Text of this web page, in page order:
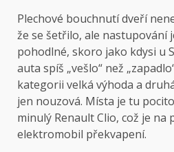
Plechové bouchnutí dveří
že se šetřilo, ale nastupování
pohodlné, skoro jako kdysi u
auta spíš „vešlo“ než
kategorii velká výhoda a
jen nouzová. Místa je tu
minulý Renault Clio, což je
elektromobil překvapení.